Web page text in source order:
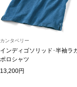
カンタベリー
インディゴソリッド･半袖ラ
ポロシャツ
13,200円